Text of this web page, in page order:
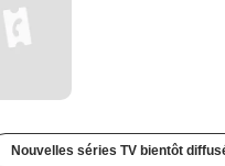
Nouvelles séries TV bientôt